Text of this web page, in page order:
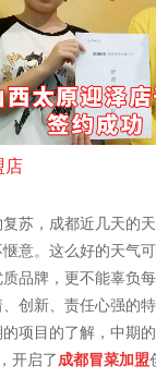
店
苏，成都近几天的
意。这么好的天气
品牌，更不能辜负
创新、责任心强的
项目的了解，中期
开启了成都冒菜加盟